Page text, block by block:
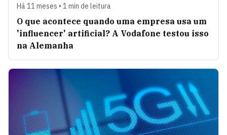
Há 11 meses • 1 min de leitura
O que acontece quando uma empresa usa um
'influencer' artificial? A Vodafone testou isso
na Alemanha